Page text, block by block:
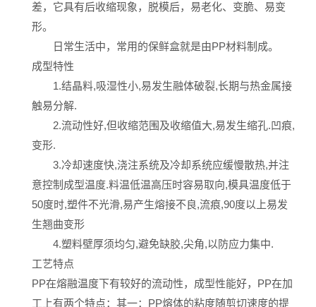
差，它具有后收缩现象，脱模后，易老化、变脆、易变
形。
日常生活中，常用的保鲜盒就是由PP材料制成。
成型特性
1.结晶料,吸湿性小,易发生融体破裂,长期与热金属接
触易分解.
2.流动性好,但收缩范围及收缩值大,易发生缩孔.凹痕,
变形.
3.冷却速度快,浇注系统及冷却系统应缓慢散热,并注
意控制成型温度.料温低温高压时容易取向,模具温度低于
50度时,塑件不光滑,易产生熔接不良,流痕,90度以上易发
生翘曲变形
4.塑料壁厚须均匀,避免缺胶,尖角,以防应力集中.
工艺特点
PP在熔融温度下有较好的流动性，成型性能好，PP在加
工上有两个特点：其一：PP熔体的粘度随剪切速度的提